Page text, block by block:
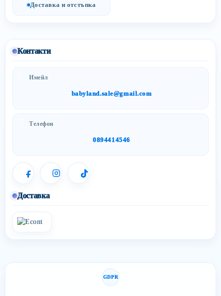
Доставка и отстъпка
Контакти
Имейл
babyland.sale@gmail.com
Телефон
0894414546
Доставка
GDPR